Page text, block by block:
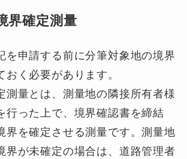
界確定測量
を申請する前に分筆対象地の境界
おく必要があります。
測量とは、測量地の隣接所有者様
行った上で、境界確認書を締結
界を確定させる測量です。測量地
界が未確定の場合は、道路管理者